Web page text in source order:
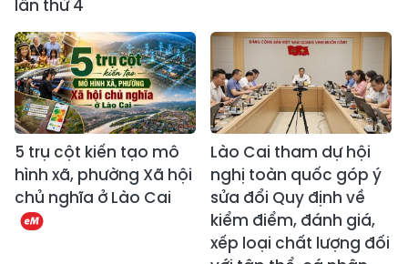
lần thứ 4
5 trụ cột kiến tạo mô
hình xã, phường Xã hội
chủ nghĩa ở Lào Cai
Lào Cai tham dự hội
nghị toàn quốc góp ý
sửa đổi Quy định về
kiểm điểm, đánh giá,
xếp loại chất lượng đối